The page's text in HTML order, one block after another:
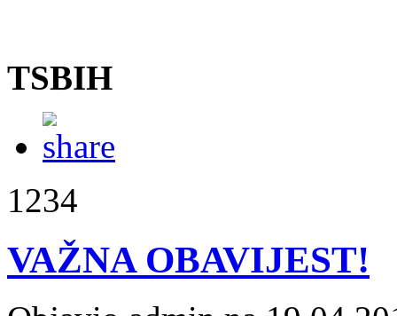
TSBIH
1234
VAŽNA OBAVIJEST!